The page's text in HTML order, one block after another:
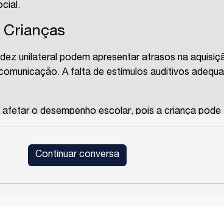
unilateral podem apresentar atrasos na
A falta de estímulos auditivos
afetar o desempenho escolar, pois a criança
pode levar a um desempenho acadêmico
a capacidade da criança de se socializar
Continuar conversa